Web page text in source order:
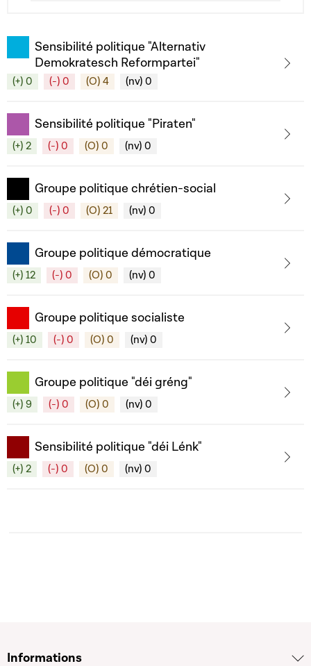
Sensibilité politique "Alternativ
Demokratesch Reformpartei"
(+) 0 (-) 0 (O) 4 (nv) 0
Sensibilité politique "Piraten"
(+) 2 (-) 0 (O) 0 (nv) 0
Groupe politique chrétien-social
(+) 0 (-) 0 (O) 21 (nv) 0
Groupe politique démocratique
(+) 12 (-) 0 (O) 0 (nv) 0
Groupe politique socialiste
(+) 10 (-) 0 (O) 0 (nv) 0
Groupe politique "déi gréng"
(+) 9 (-) 0 (O) 0 (nv) 0
Sensibilité politique "déi Lénk"
(+) 2 (-) 0 (O) 0 (nv) 0
Informations